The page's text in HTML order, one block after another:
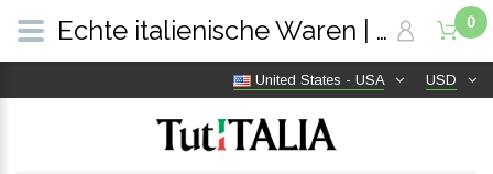
USD
United States - USA
0
Echte italienische Waren | Versandkostenfrei weltweit | TutITALIA